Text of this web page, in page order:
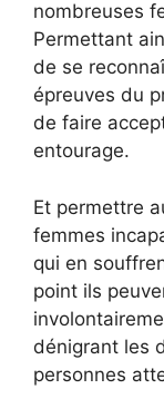
nombreuses
Permettant
de se
épreuves du
de faire
entourage.
Et permettre
femmes
qui en
point ils
dénigrant les
personnes